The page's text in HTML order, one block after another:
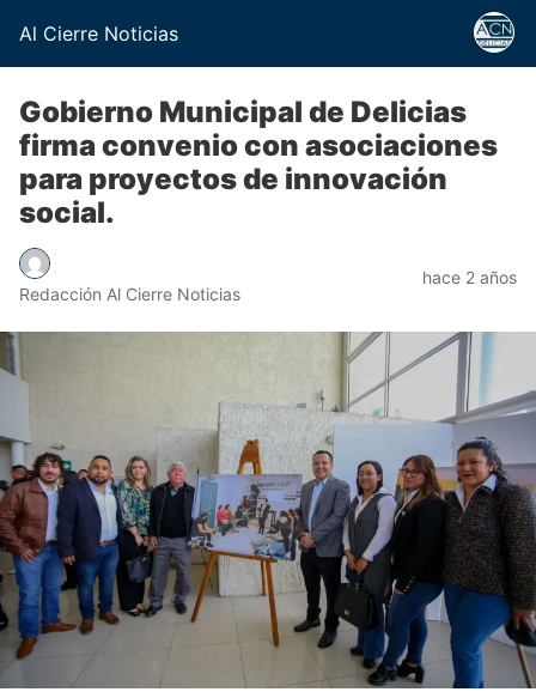
Al Cierre Noticias
Gobierno Municipal de Delicias
firma convenio con asociaciones
para proyectos de innovación
social.
Redacción Al Cierre Noticias
hace 2 años